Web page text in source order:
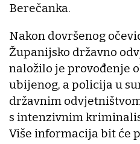
Berečanka.
Nakon dovršenog
Županijsko državno
naložilo je provođenje
ubijenog, a policija u
državnim
s intenzivnim
Više informacija bit će